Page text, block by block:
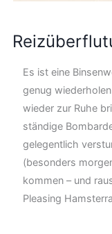
Es ist eine
genug
wieder zur Ruhe
ständige
gelegentlich
(besonders
kommen – und
Pleasing